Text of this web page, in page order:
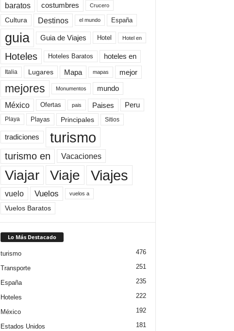
baratos costumbres Crucero
Cultura Destinos el mundo España
guia Guia de Viajes Hotel Hotel en
Hoteles Hoteles Baratos hoteles en
Italia Lugares Mapa mapas mejor
mejores Monumentos mundo
México Ofertas pais Paises Peru
Playa Playas Principales Sitios
tradiciones turismo
turismo en Vacaciones
Viajar Viaje Viajes
vuelo Vuelos vuelos a
Vuelos Baratos
Lo Más Destacado
turismo 476
Transporte 251
España 235
Hoteles 222
México 192
Estados Unidos 181